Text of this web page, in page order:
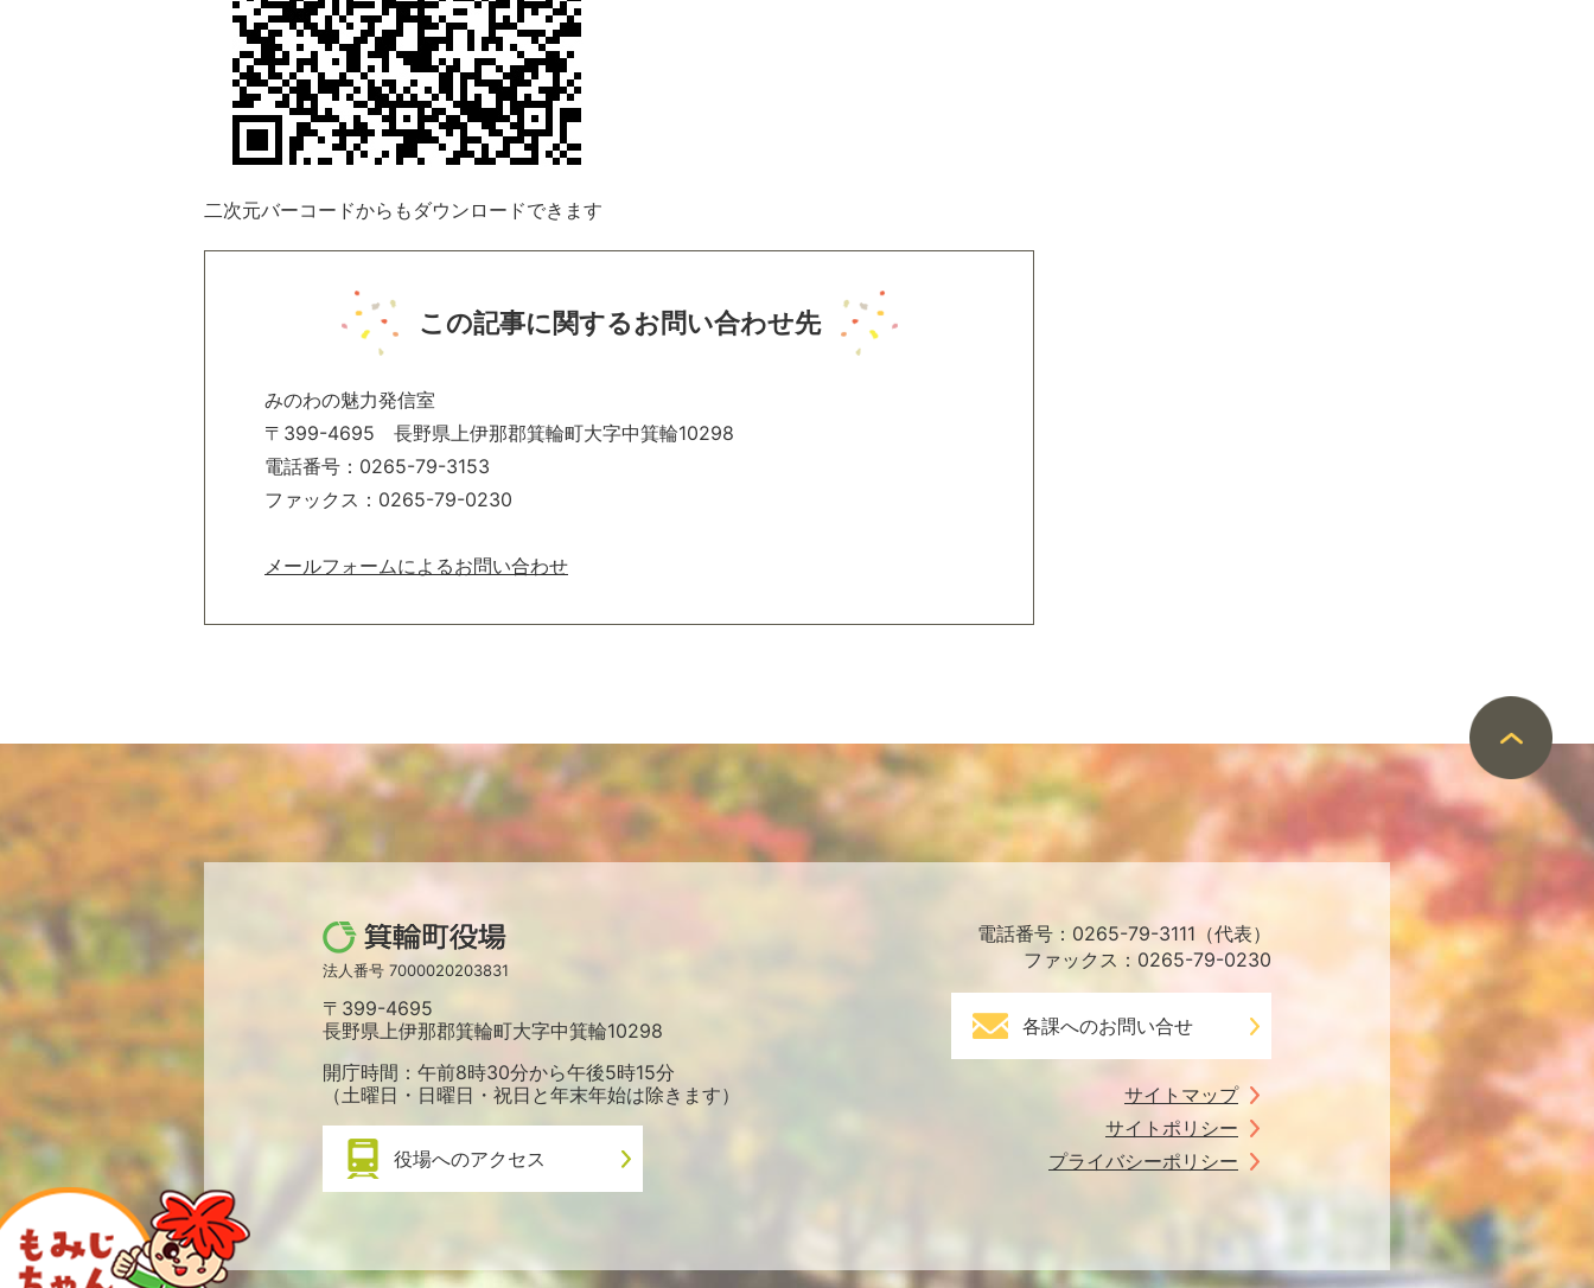
二次元バーコードからもダウンロードできます
この記事に関するお問い合わせ先
みのわの魅力発信室
〒399-4695 長野県上伊那郡箕輪町大字中箕輪10298
電話番号：0265-79-3153
ファックス：0265-79-0230
メールフォームによるお問い合わせ
箕
輪
町
役
場
法人番号 7000020203831
〒399-4695
長野県上伊那郡箕輪町大字中箕輪10298
開庁時間：午前8時30分から午後5時15分
（土曜日・日曜日・祝日と年末年始は除きます）
役場へのアクセス
電話番号：0265-79-3111（代表）
ファックス：0265-79-0230
各課へのお問い合せ
サイトマップ
サイトポリシー
プライバシーポリシー